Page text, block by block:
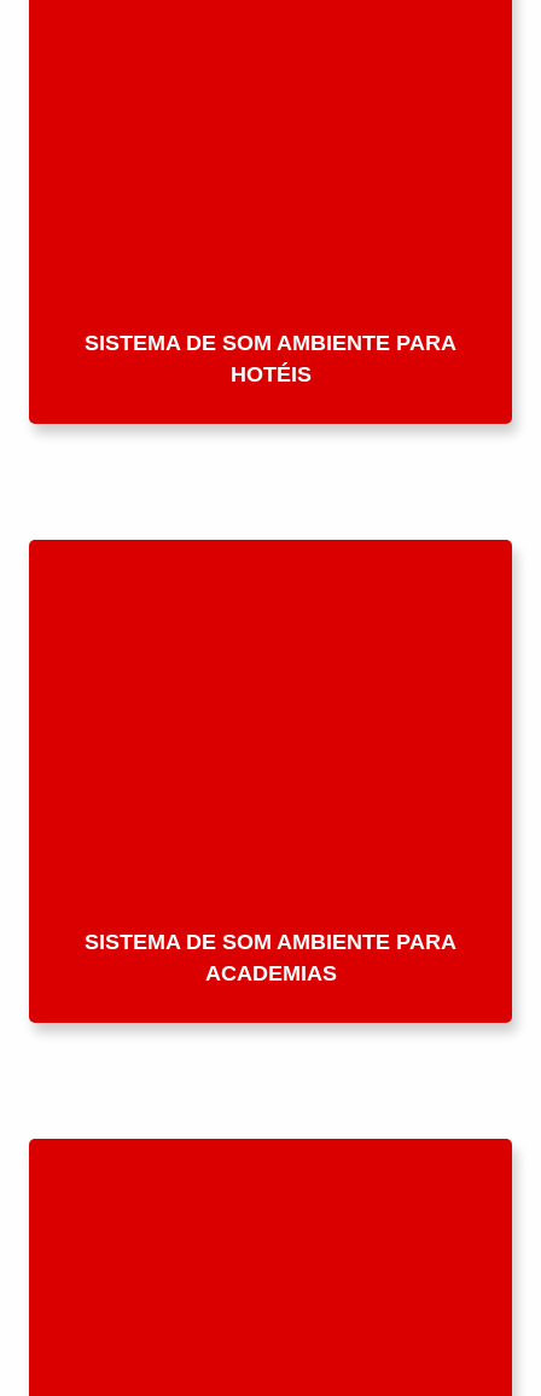
SISTEMA DE SOM AMBIENTE PARA
HOTÉIS
SISTEMA DE SOM AMBIENTE PARA
ACADEMIAS